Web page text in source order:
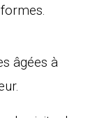
âgées à